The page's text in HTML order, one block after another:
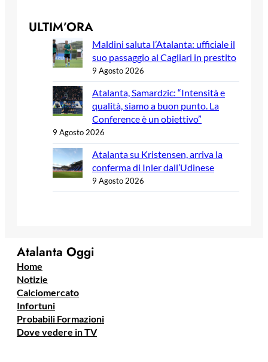
ULTIM’ORA
Maldini saluta l’Atalanta: ufficiale il
suo passaggio al Cagliari in prestito
9 Agosto 2026
Atalanta, Samardzic: “Intensità e
qualità, siamo a buon punto. La
Conference è un obiettivo”
9 Agosto 2026
Atalanta su Kristensen, arriva la
conferma di Inler dall’Udinese
9 Agosto 2026
Atalanta Oggi
Home
Notizie
Calciomercato
Infortuni
Probabili Formazioni
Dove vedere in TV